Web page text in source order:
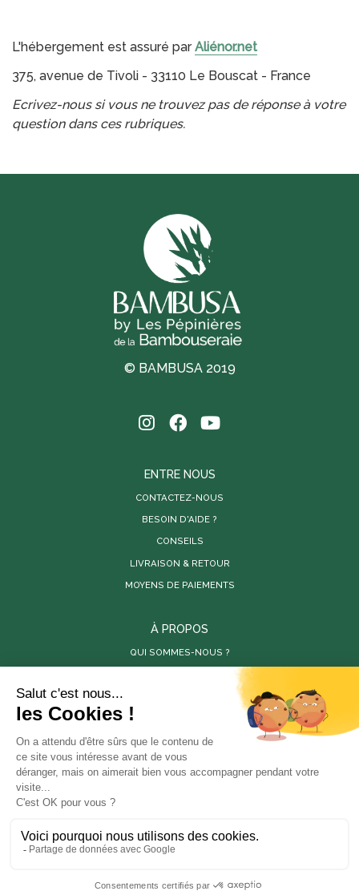
L'hébergement est assuré parAliénor.net
375, avenue de Tivoli - 33110 Le Bouscat - France
Ecrivez-nous si vous ne trouvez pas de réponse à votre
question dans ces rubriques.
© BAMBUSA 2019
ENTRE NOUS
CONTACTEZ-NOUS
BESOIN D'AIDE ?
CONSEILS
LIVRAISON & RETOUR
MOYENS DE PAIEMENTS
À PROPOS
QUI SOMMES-NOUS ?
SITES PARTENAIRES
STORE-FACTORY
ANOVA BOIS
En poursuivant votre navigation sur ce site, vous
acceptez l'utilisation de cookies à des fins statistiques